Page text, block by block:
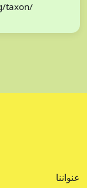
taxon/
عنواننا